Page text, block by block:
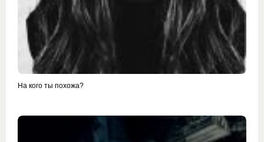
На кого ты похожа?